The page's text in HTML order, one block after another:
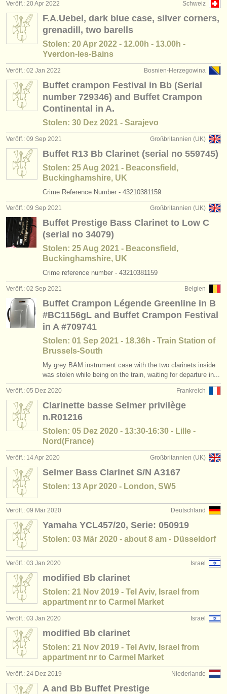
Schweiz
Veröff.: 20 Apr 2022
F.A.Uebel, dark blue case, silver corners,
grenadill, two barells
Stolen: 20 Apr 2022 - 12.00h - 13.00h -
Yverdon-les-Bains
Bosnien-Herzegowina
Veröff.: 02 Jan 2022
Buffet crampon Festival in Bb (Serial
number 729346) and Buffet Crampon
Continental in A.
Stolen: 30 Dez 2021 - Sarajevo
Großbritannien (UK)
Veröff.: 09 Sep 2021
Buffet R13 Bb Clarinet (serial no 559745)
Stolen: 25 Aug 2021 - Beaconsfield,
Buckinghamshire, UK
Crime Reference Number - 43210381159
Großbritannien (UK)
Veröff.: 09 Sep 2021
Buffet Prestige Bass Clarinet to Low C
(serial no 34079)
Stolen: 25 Aug 2021 - Beaconsfield,
Buckinghamshire, UK
Crime reference number - 43210381159
Belgien
Veröff.: 02 Sep 2021
Buffet Crampon Légende Greenline in B
#BC1156gL and Buffet Crampon Festival
in A #709741
Stolen: 01 Sep 2021 - 18.36h - Train Station of
Brussels-South
My grey BAM instrument case with the two clarinets inside
was stolen while being on the train, waiting for departure in...
Frankreich
Veröff.: 05 Dez 2020
Clarinette basse Selmer privilège
n.R01216
Stolen: 05 Dez 2020 - 13:30-16:30 - Lille -
Nord(France)
Großbritannien (UK)
Veröff.: 14 Apr 2020
Selmer Bass Clarinet S/N A3167
Stolen: 13 Apr 2020 - London, SW5
Deutschland
Veröff.: 09 Mär 2020
Yamaha YCL457/20, Serie: 050919
Stolen: 03 Mär 2020 - about 8 am - Düsseldorf
Israel
Veröff.: 03 Jan 2020
modified Bb clarinet
Stolen: 21 Nov 2019 - Tel Aviv, Israel from
appartment nr to Carmel Market
Israel
Veröff.: 03 Jan 2020
modified Bb clarinet
Stolen: 21 Nov 2019 - Tel Aviv, Israel from
appartment nr to Carmel Market
Niederlande
Veröff.: 24 Dez 2019
A and Bb Buffet Prestige